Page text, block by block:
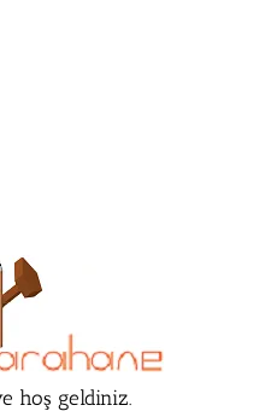
hoş geldiniz.